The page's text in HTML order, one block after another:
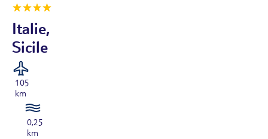
Italie,
Sicile
105
km
0,25
km